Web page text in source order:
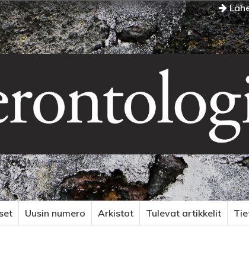
Uusin numero Arkistot Tulevat artikkelit